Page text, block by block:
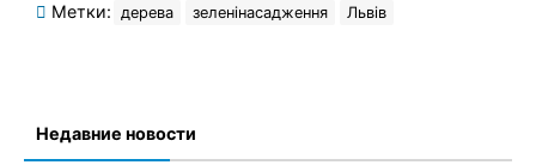
Метки: дерева зеленінасадження Львів
Недавние новости